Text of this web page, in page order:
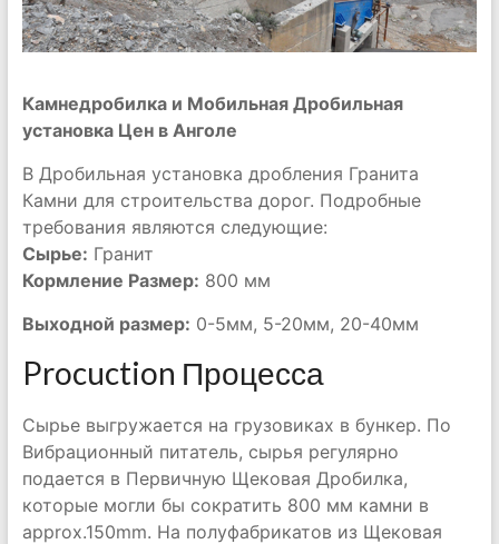
Камнедробилка и Мобильная Дробильная
установка Цен в Анголе
В Дробильная установка дробления Гранита
Камни для строительства дорог. Подробные
требования являются следующие:
Сырье: Гранит
Кормление Размер: 800 мм
Выходной размер: 0-5мм, 5-20мм, 20-40мм
Procuction Процесса
Сырье выгружается на грузовиках в бункер. По
Вибрационный питатель, сырья регулярно
подается в Первичную Щековая Дробилка,
которые могли бы сократить 800 мм камни в
approx.150mm. На полуфабрикатов из Щековая